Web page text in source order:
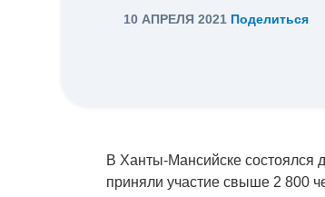
10 АПРЕЛЯ 2021 Поделиться
В Ханты-Мансийске состоялся
приняли участие свыше 2 800